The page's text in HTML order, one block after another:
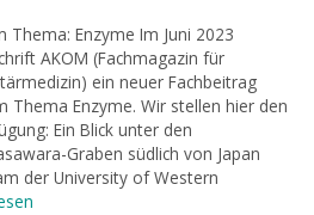
Thema: Enzyme Im Juni 2023
AKOM (Fachmagazin für
ein neuer Fachbeitrag
Thema Enzyme. Wir stellen hier den
Ein Blick unter den
Graben südlich von Japan
der University of Western